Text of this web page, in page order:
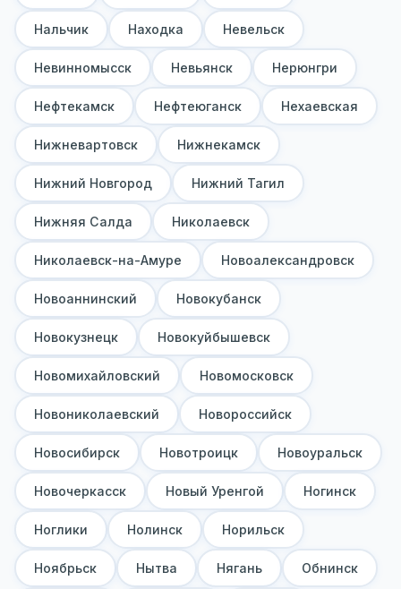
Нальчик Находка Невельск
Невинномысск Невьянск Нерюнгри
Нефтекамск Нефтеюганск Нехаевская
Нижневартовск Нижнекамск
Нижний Новгород Нижний Тагил
Нижняя Салда Николаевск
Николаевск-на-Амуре Новоалександровск
Новоаннинский Новокубанск
Новокузнецк Новокуйбышевск
Новомихайловский Новомосковск
Новониколаевский Новороссийск
Новосибирск Новотроицк Новоуральск
Новочеркасск Новый Уренгой Ногинск
Ноглики Нолинск Норильск
Ноябрьск Нытва Нягань Обнинск